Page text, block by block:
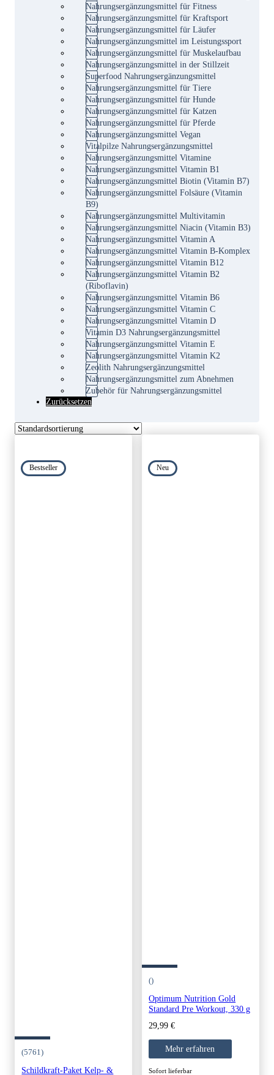
Nahrungsergänzungsmittel für Fitness
Nahrungsergänzungsmittel für Kraftsport
Nahrungsergänzungsmittel für Läufer
Nahrungsergänzungsmittel im Leistungssport
Nahrungsergänzungsmittel für Muskelaufbau
Nahrungsergänzungsmittel in der Stillzeit
Superfood Nahrungsergänzungsmittel
Nahrungsergänzungsmittel für Tiere
Nahrungsergänzungsmittel für Hunde
Nahrungsergänzungsmittel für Katzen
Nahrungsergänzungsmittel für Pferde
Nahrungsergänzungsmittel Vegan
Vitalpilze Nahrungsergänzungsmittel
Nahrungsergänzungsmittel Vitamine
Nahrungsergänzungsmittel Vitamin B1
Nahrungsergänzungsmittel Biotin (Vitamin B7)
Nahrungsergänzungsmittel Folsäure (Vitamin
B9)
Nahrungsergänzungsmittel Multivitamin
Nahrungsergänzungsmittel Niacin (Vitamin B3)
Nahrungsergänzungsmittel Vitamin A
Nahrungsergänzungsmittel Vitamin B-Komplex
Nahrungsergänzungsmittel Vitamin B12
Nahrungsergänzungsmittel Vitamin B2
(Riboflavin)
Nahrungsergänzungsmittel Vitamin B6
Nahrungsergänzungsmittel Vitamin C
Nahrungsergänzungsmittel Vitamin D
Vitamin D3 Nahrungsergänzungsmittel
Nahrungsergänzungsmittel Vitamin E
Nahrungsergänzungsmittel Vitamin K2
Zeolith Nahrungsergänzungsmittel
Nahrungsergänzungsmittel zum Abnehmen
Zubehör für Nahrungsergänzungsmittel
Zurücksetzen
(5761)
Schildkraft-Paket Kelp- &
Bestseller
()
Optimum Nutrition Gold
Standard Pre Workout, 330 g
29,99€
Mehr erfahren
Sofort lieferbar
Neu